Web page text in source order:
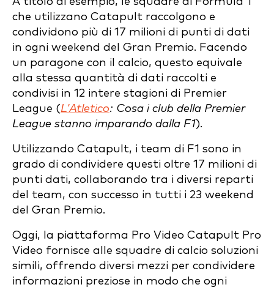
che utilizzano Catapult raccolgono e
condividono più di 17 milioni di punti di dati
in ogni weekend del Gran Premio. Facendo
un paragone con il calcio, questo equivale
alla stessa quantità di dati raccolti e
condivisi in 12 intere stagioni di Premier
League (L'Atletico: Cosa i club della Premier
League stanno imparando dalla F1).
Utilizzando Catapult, i team di F1 sono in
grado di condividere questi oltre 17 milioni di
punti dati, collaborando tra i diversi reparti
del team, con successo in tutti i 23 weekend
del Gran Premio.
Oggi, la piattaforma Pro Video Catapult Pro
Video fornisce alle squadre di calcio soluzioni
simili, offrendo diversi mezzi per condividere
informazioni preziose in modo che ogni